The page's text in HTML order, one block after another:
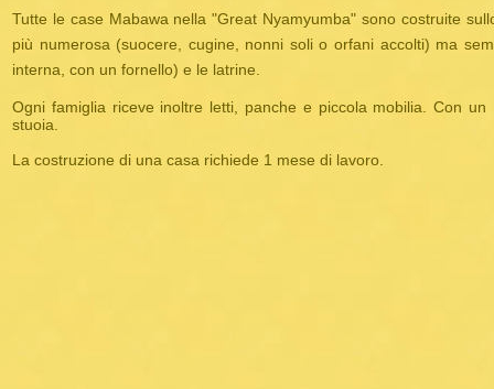
Tutte le case Mabawa nella "Great Nyamyumba" sono costruite
più numerosa (suocere, cugine, nonni soli o orfani accolti) ma
interna, con un fornello) e le latrine.
Ogni famiglia riceve inoltre letti, panche e piccola mobilia. Con
stuoia.
La costruzione di una casa richiede 1 mese di lavoro.